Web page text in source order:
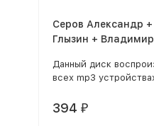
Серов Александр
Глызин +
Данный диск
всех mp3
394 ₽